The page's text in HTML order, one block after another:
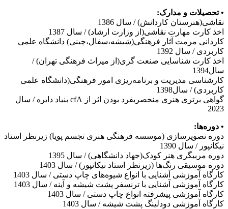
• تحصیلات و مدارک:
نقاشی(هنرستان کاردانش) / سال 1386
اخذ کارت مهارت نقاشی(از وزارت ارشاد) / سال 1387
کاردانی مرمت آثار فرهنگی(شیشه،سفال،چینی) دانشگاه علمی
کاربردی / سال 1392
اخذ کارت شناسایی صنعت گری(از میراث فرهنگی تهران) /
سال1394
کارشناسی مدیریت و برنامه‌ریزی امور فرهنگی(دانشگاه علمی
کاربردی) / سال1398
گواهی برتری هنری منحصربفرد بودن اثر از cfA بنیاد دایره / سال
2023
• دوره‌ها:
دوره تصویرسازی (موسسه فرهنگی هنری تجسم پویا) زیرنظر استاد
نیکانپور / سال 1390
دوره مربیگری هنر کودک(جهاد دانشگاهی) / سال 1395
دوره موسیقی رنگ‌ها (زیرنظر استاد نیکانپور) / سال 1403
کارگاه آموزشی آشنایی با انواع شیوه‌های چاپ دستی / سال 1403
کارگاه آموزشی آشنایی با ترنسفر پشت شیشه و آینه / سال 1403
کارگاه آموزشی پیشرفته انواع چاپ دستی / سال 1403
کارگاه آموزشی دودلینگ پشت شیشه / سال 1403